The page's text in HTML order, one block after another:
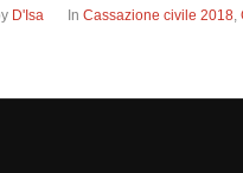
D'Isa InCassazione civile 2018,